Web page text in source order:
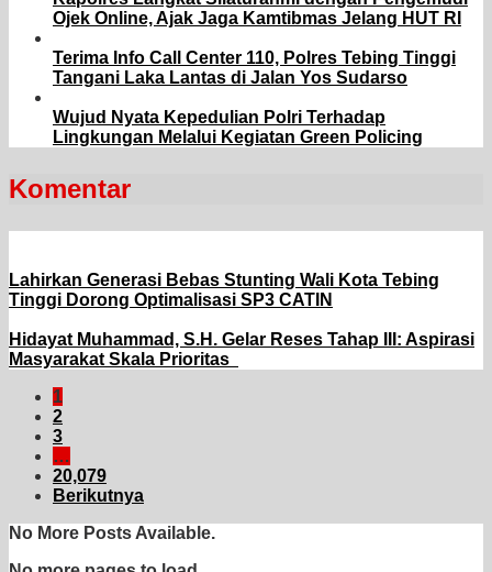
Ojek Online, Ajak Jaga Kamtibmas Jelang HUT RI
Terima Info Call Center 110, Polres Tebing Tinggi
Tangani Laka Lantas di Jalan Yos Sudarso
Wujud Nyata Kepedulian Polri Terhadap
Lingkungan Melalui Kegiatan Green Policing
Komentar
Lahirkan Generasi Bebas Stunting Wali Kota Tebing
Tinggi Dorong Optimalisasi SP3 CATIN
Hidayat Muhammad, S.H. Gelar Reses Tahap III: Aspirasi
Masyarakat Skala Prioritas
1
2
3
…
20,079
Berikutnya
No More Posts Available.